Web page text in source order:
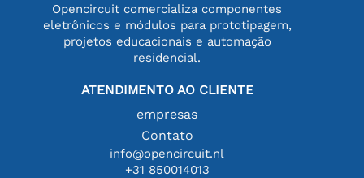
Opencircuit comercializa componentes
eletrônicos e módulos para prototipagem,
projetos educacionais e automação
residencial.
ATENDIMENTO AO CLIENTE
empresas
Contato
info@opencircuit.nl
+31 850014013